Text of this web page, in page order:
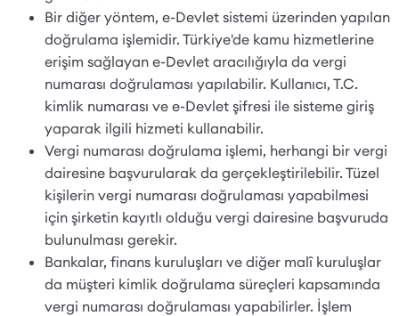
Bir diğer yöntem, e-Devlet sistemi üzerinden yapılan
doğrulama işlemidir. Türkiye'de kamu hizmetlerine
erişim sağlayan e-Devlet aracılığıyla da vergi
numarası doğrulaması yapılabilir. Kullanıcı, T.C.
kimlik numarası ve e-Devlet şifresi ile sisteme giriş
yaparak ilgili hizmeti kullanabilir.
Vergi numarası doğrulama işlemi, herhangi bir vergi
dairesine başvurularak da gerçekleştirilebilir. Tüzel
kişilerin vergi numarası doğrulaması yapabilmesi
için şirketin kayıtlı olduğu vergi dairesine başvuruda
bulunulması gerekir.
Bankalar, finans kuruluşları ve diğer malî kuruluşlar
da müşteri kimlik doğrulama süreçleri kapsamında
vergi numarası doğrulaması yapabilirler. İşlem